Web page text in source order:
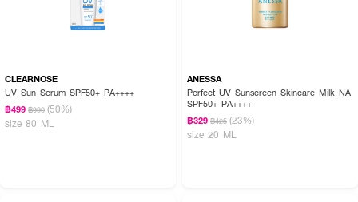
CLEARNOSE
UV Sun Serum SPF50+ PA++++
฿499 ฿990 (50%)
size 80 ML
ANESSA
Perfect UV Sunscreen Skincare Milk NA
SPF50+ PA++++
฿329 ฿425 (23%)
size 20 ML